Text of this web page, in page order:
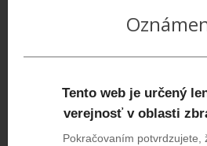
SLEDOVAŤ DOSTUPNOSŤ
Tento web je určený
verejnosť v oblasti
Pokračovaním potvrdzujete,